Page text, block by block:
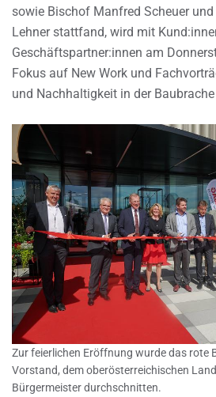
sowie Bischof Manfred Scheuer
Lehner stattfand, wird mit
Geschäftspartner:innen am
Fokus auf New Work und
und Nachhaltigkeit in der
Zur feierlichen Eröffnung wurde das rote
Vorstand, dem oberösterreichischen
Bürgermeister durchschnitten.